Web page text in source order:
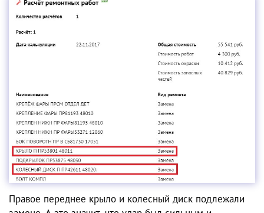
Правое переднее крыло и колесный диск подлежали